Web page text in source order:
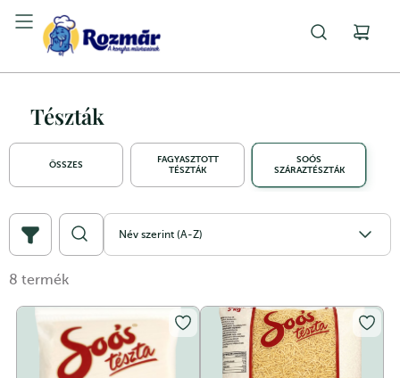
Tészták
ÖSSZES
FAGYASZTOTT
TÉSZTÁK
SOÓS
SZÁRAZTÉSZTÁK
8 termék
Név szerint (A-Z)